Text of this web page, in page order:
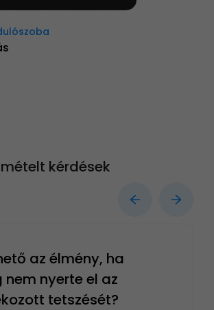
kérdések
az élmény, ha
nem nyerte el az
tetszését?